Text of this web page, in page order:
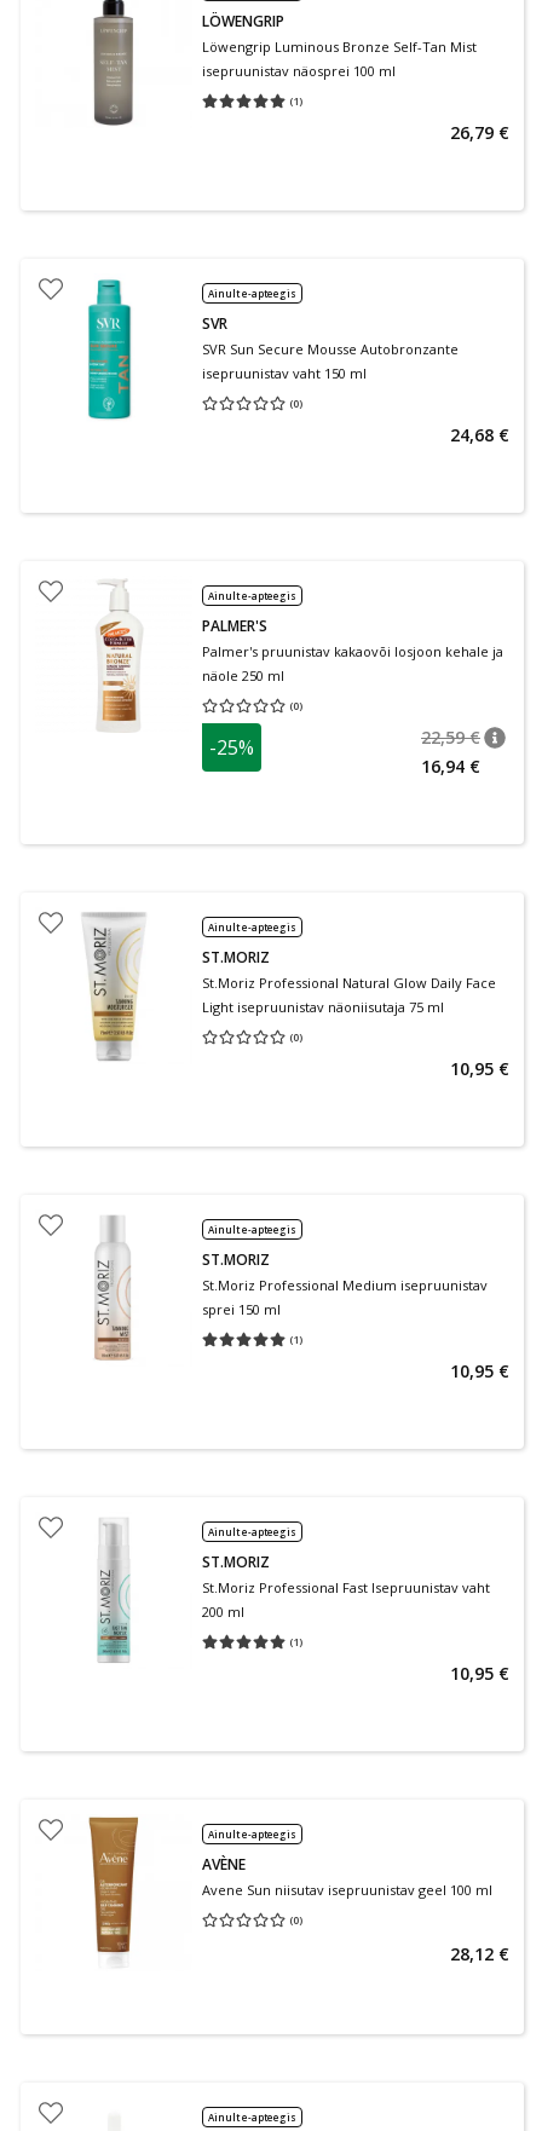
LÖWENGRIP
Löwengrip Luminous Bronze Self-Tan Mist
isepruunistav näosprei 100 ml
(1)
Keskmine hinnang 5.00
26,79 €
Ainult e-apteegis
SVR
SVR Sun Secure Mousse Autobronzante
isepruunistav vaht 150 ml
(0)
Keskmine hinnang 0.00
24,68 €
Ainult e-apteegis
PALMER'S
Palmer's pruunistav kakaovõi losjoon kehale ja
näole 250 ml
(0)
Keskmine hinnang 0.00
-25% 22,59 €
16,94 €
Ainult e-apteegis
ST.MORIZ
St.Moriz Professional Natural Glow Daily Face
Light isepruunistav näoniisutaja 75 ml
(0)
Keskmine hinnang 0.00
10,95 €
Ainult e-apteegis
ST.MORIZ
St.Moriz Professional Medium isepruunistav
sprei 150 ml
(1)
Keskmine hinnang 5.00
10,95 €
Ainult e-apteegis
ST.MORIZ
St.Moriz Professional Fast Isepruunistav vaht
200 ml
(1)
Keskmine hinnang 5.00
10,95 €
Ainult e-apteegis
AVÈNE
Avene Sun niisutav isepruunistav geel 100 ml
(0)
Keskmine hinnang 0.00
28,12 €
Ainult e-apteegis